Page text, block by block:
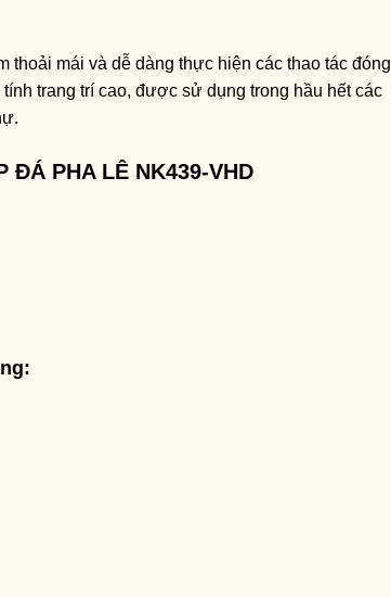
mái và dễ dàng thực hiện các thao tác đóng
trang trí cao, được sử dụng trong hầu hết các
ĐÁ PHA LÊ NK439-VHD